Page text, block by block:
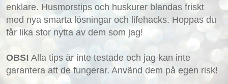
enklare. Husmorstips och huskurer blandas friskt
med nya smarta lösningar och lifehacks. Hoppas du
får lika stor nytta av dem som jag!
OBS! Alla tips är inte testade och jag kan inte
garantera att de fungerar. Använd dem på egen risk!